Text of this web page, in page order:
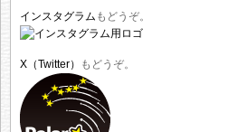
インスタグラム もどうぞ。
X（Twitter） もどうぞ。